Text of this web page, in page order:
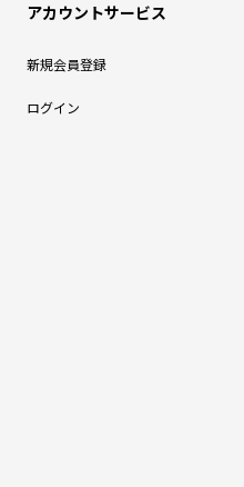
アカウントサービス
新規会員登録
ログイン